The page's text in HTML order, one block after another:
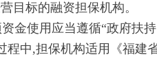
目标的融资担保机构。
使用应当遵循“政府扶持
程中,担保机构适用《福建